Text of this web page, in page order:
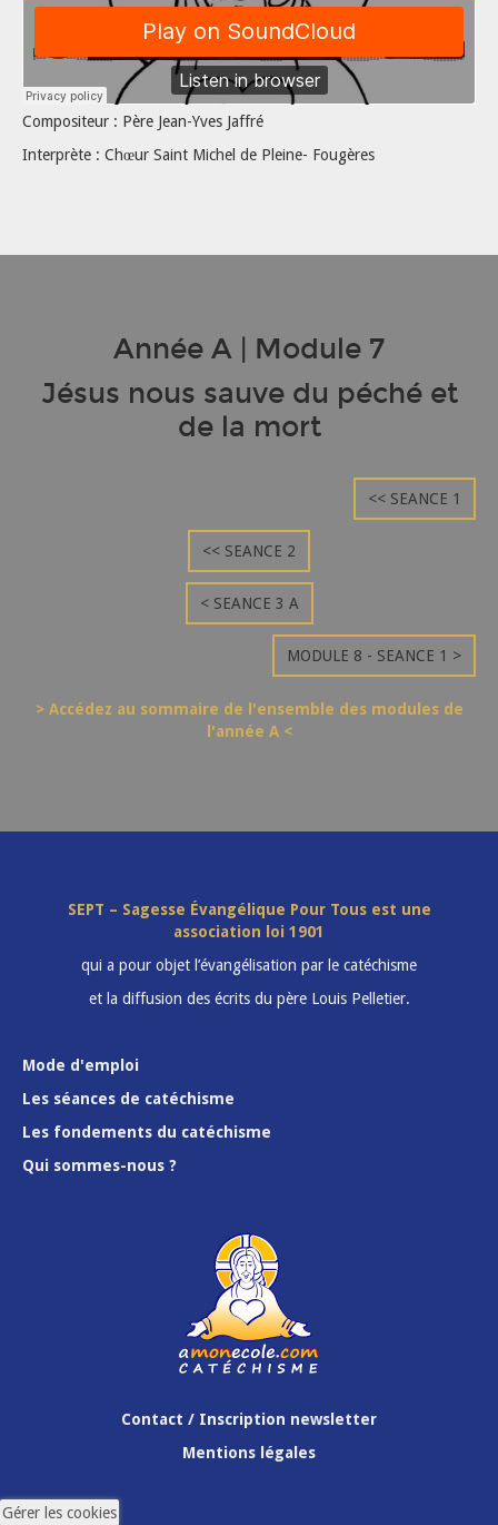
Compositeur : Père Jean-Yves Jaffré
Interprète : Chœur Saint Michel de Pleine- Fougères
Année A | Module 7
Jésus nous sauve du péché et
de la mort
<< SEANCE 1
<< SEANCE 2
< SEANCE 3 A
MODULE 8 - SEANCE 1 >
> Accédez au sommaire de l'ensemble des modules de
l'année A <
SEPT – Sagesse Évangélique Pour Tous est une
association loi 1901
qui a pour objet l’évangélisation par le catéchisme
et la diffusion des écrits du père Louis Pelletier.
Mode d'emploi
Les séances de catéchisme
Les fondements du catéchisme
Qui sommes-nous ?
Contact / Inscription newsletter
Mentions légales
Gérer les cookies